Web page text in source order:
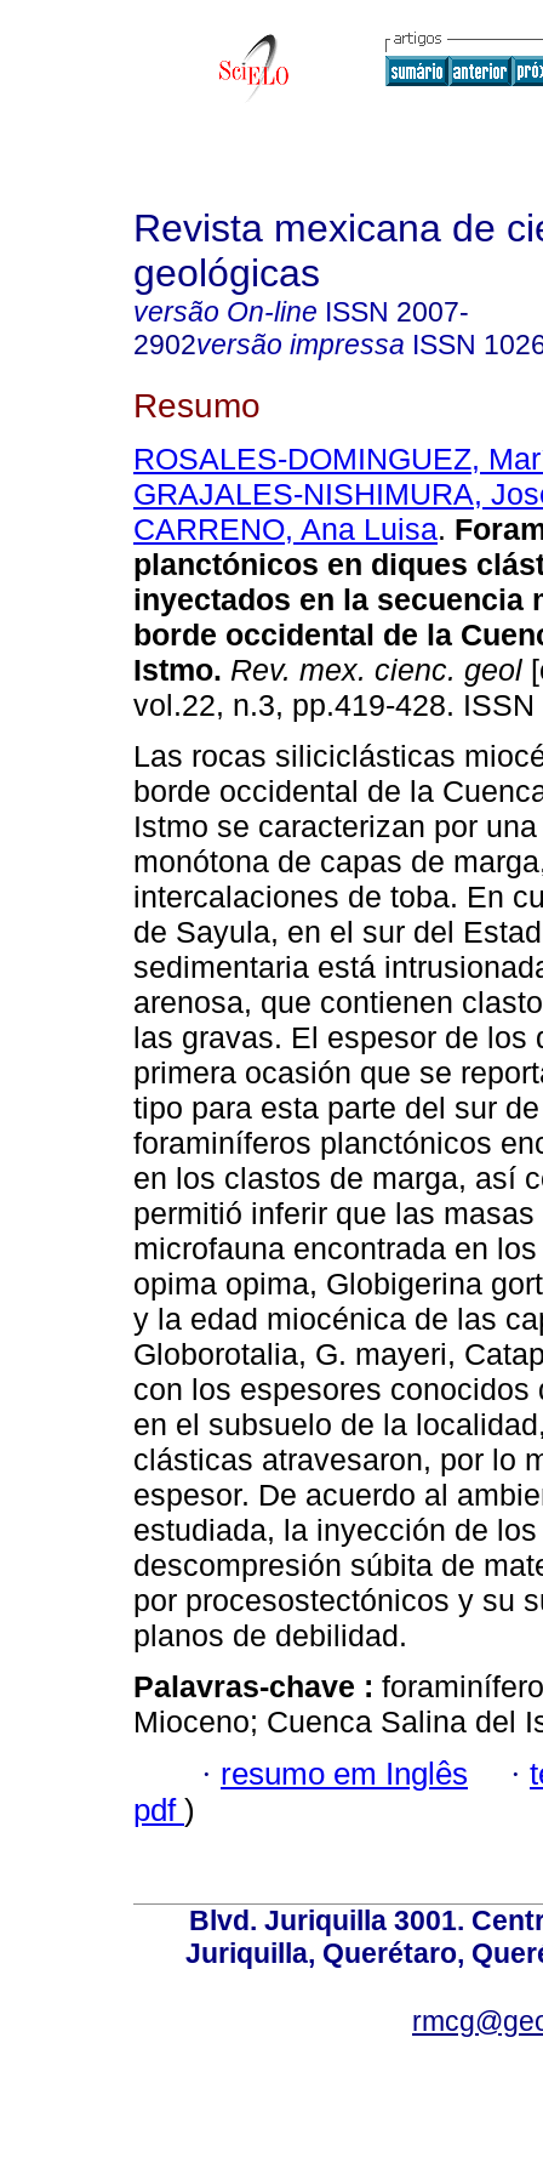
Revista mexicana de
geológicas
versão On-line ISSN 2007-
2902versão impressa ISSN
Resumo
ROSALES-DOMINGUEZ,
GRAJALES-NISHIMURA,
CARRENO, Ana Luisa.
planctónicos en diques
inyectados en la secuencia
borde occidental de la
Istmo. Rev. mex. cienc. geol
vol.22, n.3, pp.419-428.
Las rocas siliciclásticas
borde occidental de la
Istmo se caracterizan por
monótona de capas de
intercalaciones de toba. En
de Sayula, en el sur del
sedimentaria está
arenosa, que contienen
las gravas. El espesor de los
primera ocasión que se
tipo para esta parte del sur
foraminíferos planctónicos
en los clastos de marga, así
permitió inferir que las
microfauna encontrada en
opima opima, Globigerina
y la edad miocénica de las
Globorotalia, G. mayeri,
con los espesores
en el subsuelo de la
clásticas atravesaron, por lo
espesor. De acuerdo al
estudiada, la inyección de
descompresión súbita de
por procesostectónicos y su
planos de debilidad.
Palavras-chave :
Mioceno; Cuenca Salina del
· resumo em Inglês ·
pdf )
Blvd. Juriquilla 3001.
Juriquilla, Querétaro,